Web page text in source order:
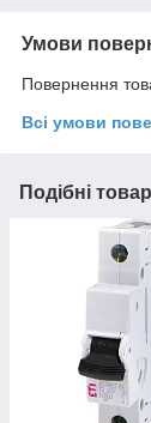
Умови
Повернення
Всі умови
Подібні